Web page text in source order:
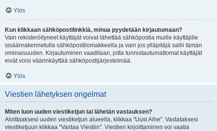
Ylös
Kun klikkaan sähköpostilinkkiä, minua pyydetään kirjautumaan?
Vain rekisteröityneet käyttäjät voivat lähettää sähköpostia muille käyttäjille
sisäänrakennetulla sähköpostilomakkeella ja vain jos ylläpitäjä sallii tämän
ominaisuuden. Kirjautuminen vaaditaan, jotta tunnistautumattomat käyttäjät
eivät voisi väärinkäyttää sähköpostijärjestelmää.
Ylös
Viestien lähetyksen ongelmat
Miten luon uuden viestiketjun tai lähetän vastauksen?
Aloittaaksesi uuden viestiketjun alueella, klikkaa "Uusi Aihe". Vastataksesi
viestiketjuun klikkaa "Vastaa Viestiin". Viestien kirjoittaminen voi vaatia